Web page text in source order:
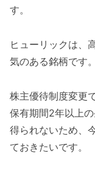
す。
ヒューリックは、
気のある銘柄です。
株主優待制度変更
保有期間2年以上
得られないため、
ておきたいです。